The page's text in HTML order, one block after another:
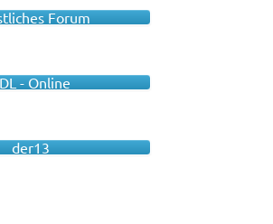
Forum
- Online
der13